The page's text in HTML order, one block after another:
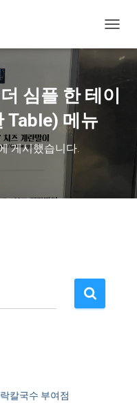
심플 한 테이
Table) 메뉴
게시했습니다.
칼국수 부여점